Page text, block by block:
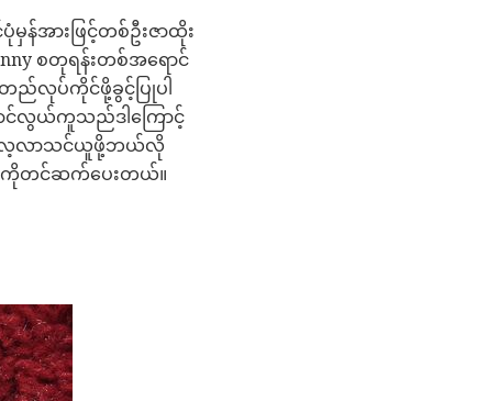
န်အားဖြင့်တစ်ဦးဇာထိုး
စတုရန်းတစ်အရောင်
ည်လုပ်ကိုင်ဖို့ခွင့်ပြုပါ
ာင်လွယ်ကူသည်ဒါကြောင့်
င့်လေ့လာသင်ယူဖို့ဘယ်လို
ျို့ကိုတင်ဆက်ပေးတယ်။